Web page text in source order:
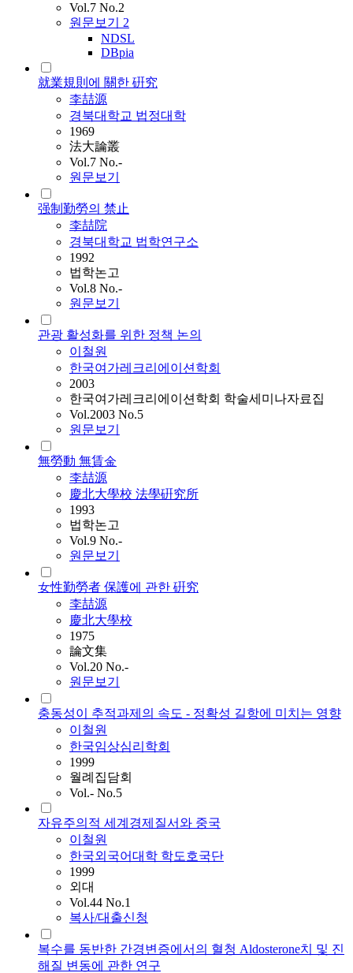
Vol.7 No.2
원문보기 2
NDSL
DBpia
就業規則에 關한 硏究
李喆源
경북대학교 법정대학
1969
法大論叢
Vol.7 No.-
원문보기
强制勤勞의 禁止
李喆院
경북대학교 법학연구소
1992
법학논고
Vol.8 No.-
원문보기
관광 활성화를 위한 정책 논의
이철원
한국여가레크리에이션학회
2003
한국여가레크리에이션학회 학술세미나자료집
Vol.2003 No.5
원문보기
無勞動 無賃金
李喆源
慶北大學校 法學硏究所
1993
법학논고
Vol.9 No.-
원문보기
女性勤勞者 保護에 관한 硏究
李喆源
慶北大學校
1975
論文集
Vol.20 No.-
원문보기
충동성이 추적과제의 속도 - 정확성 길항에 미치는 영향
이철원
한국임상심리학회
1999
월례집담회
Vol.- No.5
자유주의적 세계경제질서와 중국
이철원
한국외국어대학 학도호국단
1999
외대
Vol.44 No.1
복사/대출신청
복수를 동반한 간경변증에서의 혈청 Aldosterone치 및 진
해질 변동에 관한 연구